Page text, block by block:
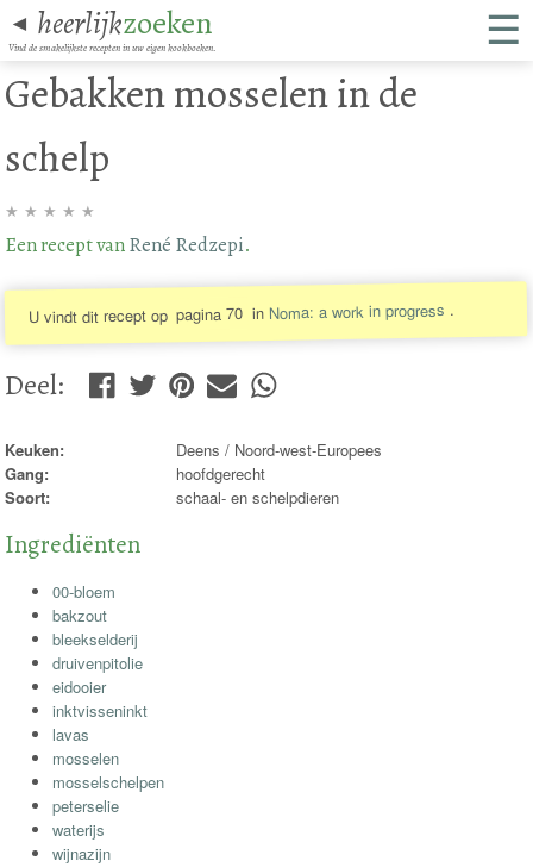
◄ heerlijkzoeken
Vind de smakelijkste recepten in uw eigen kookboeken. ☰
Gebakken mosselen in de
schelp
★ ★ ★ ★ ★
Een recept vanRené Redzepi.
U vindt dit recept op pagina 70 inNoma: a work in progress .
Deel:
Keuken:
Deens / Noord-west-Europees
Gang:
hoofdgerecht
Soort:
schaal- en schelpdieren
Ingrediënten
00-bloem
bakzout
bleekselderij
druivenpitolie
eidooier
inktvisseninkt
lavas
mosselen
mosselschelpen
peterselie
waterijs
wijnazijn